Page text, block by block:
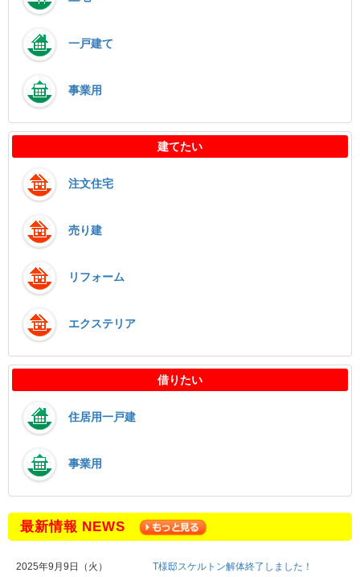
一戸建て
事業用
建てたい
注文住宅
売り建
リフォーム
エクステリア
借りたい
住居用一戸建
事業用
最新情報 NEWS
2025年9月9日（火） T様邸スケルトン解体終了しました！